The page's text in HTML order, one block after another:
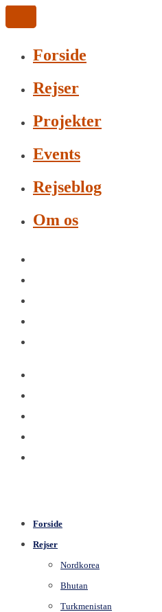
Forside
Rejser
Projekter
Events
Rejseblog
Om os
Forside
Rejser
Nordkorea
Bhutan
Turkmenistan